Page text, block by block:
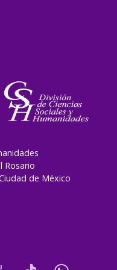
Rosario
de México